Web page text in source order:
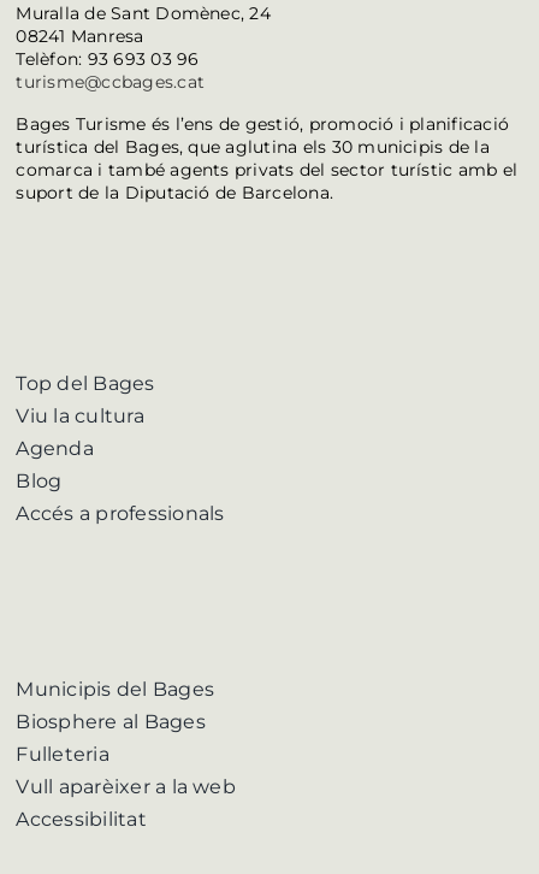
Muralla de Sant Domènec, 24
08241 Manresa
Telèfon: 93 693 03 96
turisme@ccbages.cat
Bages Turisme és l’ens de gestió, promoció i planificació
turística del Bages, que aglutina els 30 municipis de la
comarca i també agents privats del sector turístic amb el
suport de la Diputació de Barcelona.
Top del Bages
Viu la cultura
Agenda
Blog
Accés a professionals
Municipis del Bages
Biosphere al Bages
Fulleteria
Vull aparèixer a la web
Accessibilitat